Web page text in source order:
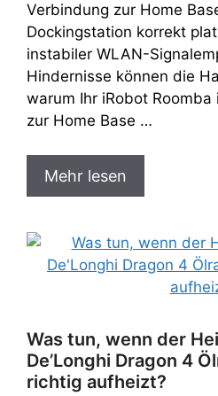
Verbindung zur Home
Dockingstation korrekt
instabiler WLAN-
Hindernisse können die
warum Ihr iRobot
zur Home Base …
Mehr lesen
Was tun, wenn der
De’Longhi Dragon 4
richtig aufheizt?